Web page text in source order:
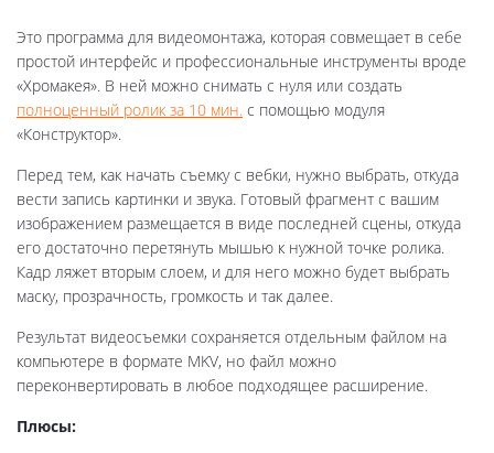
Это программа для видеомонтажа, которая совмещает в себе
простой интерфейс и профессиональные инструменты вроде
«Хромакея». В ней можно снимать с нуля или создать
полноценный ролик за 10 мин. с помощью модуля
«Конструктор».
Перед тем, как начать съемку с вебки, нужно выбрать, откуда
вести запись картинки и звука. Готовый фрагмент с вашим
изображением размещается в виде последней сцены, откуда
его достаточно перетянуть мышью к нужной точке ролика.
Кадр ляжет вторым слоем, и для него можно будет выбрать
маску, прозрачность, громкость и так далее.
Результат видеосъемки сохраняется отдельным файлом на
компьютере в формате MKV, но файл можно
переконвертировать в любое подходящее расширение.
Плюсы: